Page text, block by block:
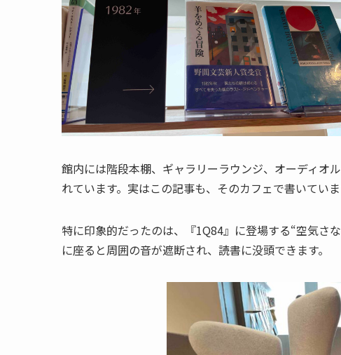
館内には階段本棚、ギャラリーラウンジ、オーディオ
れています。実はこの記事も、そのカフェで書いていま
特に印象的だったのは、『1Q84』に登場する“空気さ
に座ると周囲の音が遮断され、読書に没頭できます。